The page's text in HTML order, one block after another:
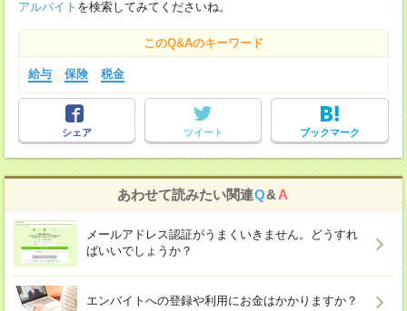
アルバイト を検索してみてくださいね。
このQ&Aのキーワード
給与 保険 税金
シェア ツイート ブックマーク
あわせて読みたい関連Q&A
メールアドレス認証がうまくいきません。どうすれ
ばいいでしょうか？
エンバイトへの登録や利用にお金はかかりますか？